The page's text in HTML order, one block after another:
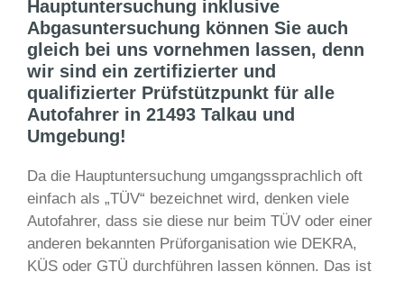
Hauptuntersuchung inklusive
Abgasuntersuchung können Sie auch
gleich bei uns vornehmen lassen, denn
wir sind ein zertifizierter und
qualifizierter Prüfstützpunkt für alle
Autofahrer in 21493 Talkau und
Umgebung!
Da die Hauptuntersuchung umgangssprachlich oft
einfach als „TÜV“ bezeichnet wird, denken viele
Autofahrer, dass sie diese nur beim TÜV oder einer
anderen bekannten Prüforganisation wie DEKRA,
KÜS oder GTÜ durchführen lassen können. Das ist